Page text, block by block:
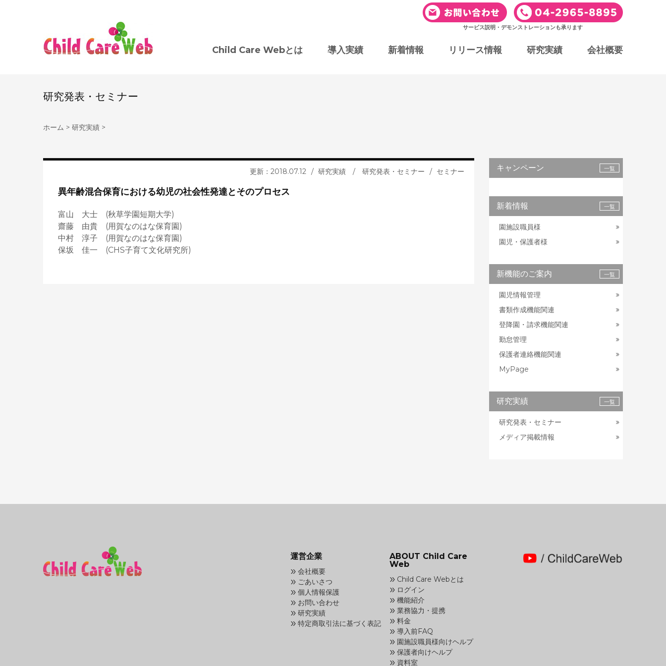
Child Care Webとは 導入実績 新着情報 リリース情報 研究実績 会社概要
サービス説明・デモンストレーションも承ります
研究発表・セミナー
ホーム > 研究実績 >
更新：2018.07.12 研究実績 / 研究発表・セミナー セミナー
異年齢混合保育における幼児の社会性発達とそのプロセス
富山 大士 (秋草学園短期大学)
齋藤 由貴 (用賀なのはな保育園)
中村 淳子 (用賀なのはな保育園)
保坂 佳一 (CHS子育て文化研究所)
キャンペーン 一覧
新着情報 一覧
園施設職員様
園児・保護者様
新機能のご案内 一覧
園児情報管理
書類作成機能関連
登降園・請求機能関連
勤怠管理
保護者連絡機能関連
MyPage
研究実績 一覧
研究発表・セミナー
メディア掲載情報
運営企業
» 会社概要
» ごあいさつ
» 個人情報保護
» お問い合わせ
» 研究実績
» 特定商取引法に基づく表記
ABOUT Child Care
Web
» Child Care Webとは
» ログイン
» 機能紹介
» 業務協力・提携
» 料金
» 導入前FAQ
» 園施設職員様向けヘルプ
» 保護者向けヘルプ
» 資料室